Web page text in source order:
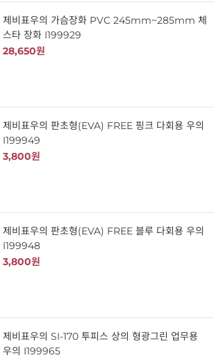
제비표우의 가슴장화 PVC 245mm~285mm 체
스타 장화 I199929
28,650원
제비표우의 판초형(EVA) FREE 핑크 다회용 우의
I199949
3,800원
제비표우의 판초형(EVA) FREE 블루 다회용 우의
I199948
3,800원
제비표우의 SI-170 투피스 상의 형광그린 업무용
우의 I199965